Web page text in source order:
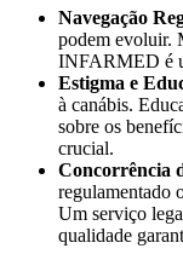
Navegação
podem evoluir.
INFARMED é
Estigma e
à canábis.
sobre os
crucial.
Concorrência
regulamentado
Um serviço
qualidade